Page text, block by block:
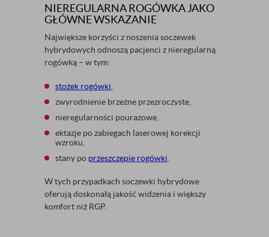
NIEREGULARNA ROGÓWKA JAKO
GŁÓWNE WSKAZANIE
Największe korzyści z noszenia soczewek
hybrydowych odnoszą pacjenci z nieregularną
rogówką – w tym:
stożek rogówki
zwyrodnienie brzeżne przezroczyste,
nieregularności pourazowe,
ektazje po zabiegach laserowej korekcji
wzroku,
stany po przeszczepie rogówki
W tych przypadkach soczewki hybrydowe
oferują doskonałą jakość widzenia i większy
komfort niż RGP.